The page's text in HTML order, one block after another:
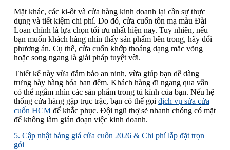
Mặt khác, các ki-ốt và cửa hàng kinh doanh lại cần sự thực
dụng và tiết kiệm chi phí. Do đó, cửa cuốn tôn mạ màu Đài
Loan chính là lựa chọn tối ưu nhất hiện nay. Tuy nhiên, nếu
bạn muốn khách hàng nhìn thấy sản phẩm bên trong, hãy đổi
phương án. Cụ thể, cửa cuốn khớp thoáng dạng mắc võng
hoặc song ngang là giải pháp tuyệt vời.
Thiết kế này vừa đảm bảo an ninh, vừa giúp bạn dễ dàng
trưng bày hàng hóa ban đêm. Khách hàng đi ngang qua vẫn
có thể ngắm nhìn các sản phẩm trong tủ kính của bạn. Nếu hệ
thống cửa hàng gặp trục trặc, bạn có thể gọi dịch vụ sửa cửa
cuốn HCMđể khắc phục. Đội ngũ thợ sẽ nhanh chóng có mặt
để không làm gián đoạn việc kinh doanh.
5. Cập nhật bảng giá cửa cuốn 2026 & Chi phí lắp đặt trọn
gói